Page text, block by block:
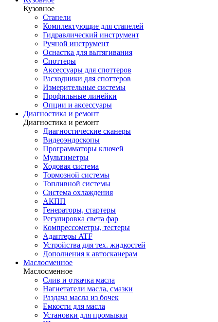
Кузовное
Стапели
Комплектующие для стапелей
Гидравлический инструмент
Ручной инструмент
Оснастка для вытягивания
Споттеры
Аксессуары для споттеров
Расходники для споттеров
Измерительные системы
Профильные линейки
Опции и аксессуары
Диагностика и ремонт
Диагностика и ремонт
Диагностические сканеры
Видеоэндоскопы
Программаторы ключей
Мультиметры
Ходовая система
Тормозной системы
Топливной системы
Система охлаждения
АКПП
Генераторы, стартеры
Регулировка света фар
Компрессометры, тестеры
Адаптеры ATF
Устройства для тех. жидкостей
Дополнения к автосканерам
Маслосменное
Маслосменное
Слив и откачка масла
Нагнетатели масла, смазки
Раздача масла из бочек
Емкости для масла
Установки для промывки